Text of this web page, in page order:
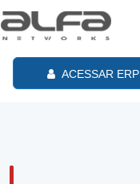
ACESSAR ERP